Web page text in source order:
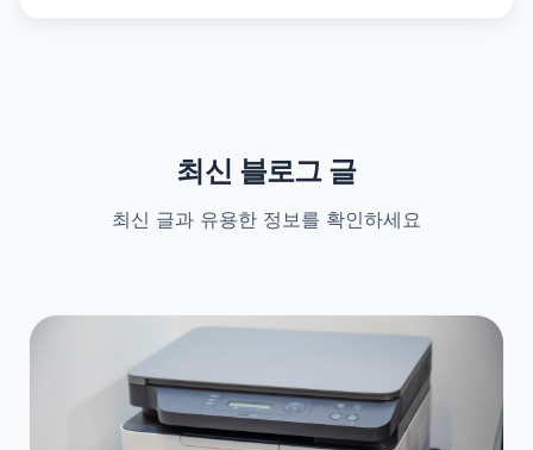
최신 블로그 글
최신 글과 유용한 정보를 확인하세요